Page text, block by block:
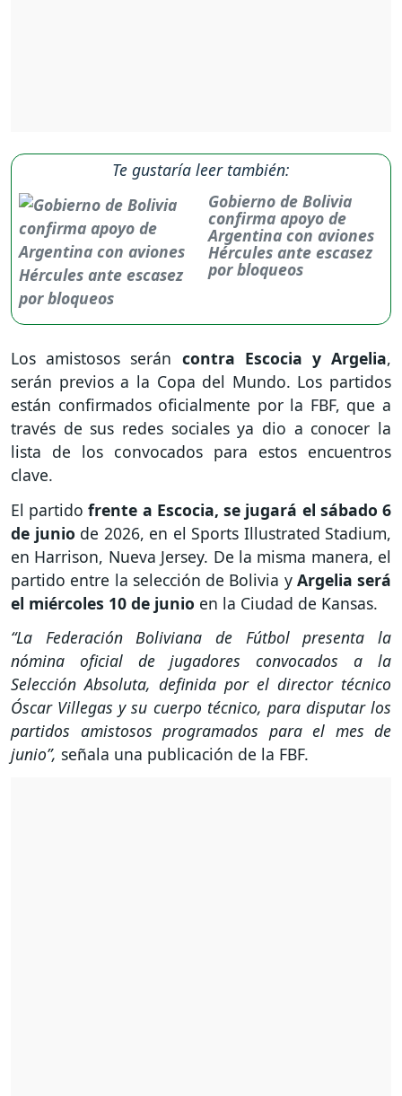
Te gustaría leer también:
Gobierno de Bolivia
confirma apoyo de
Argentina con aviones
Hércules ante escasez
por bloqueos
Los amistosos serán contra Escocia y Argelia,
serán previos a la Copa del Mundo. Los partidos
están confirmados oficialmente por la FBF, que a
través de sus redes sociales ya dio a conocer la
lista de los convocados para estos encuentros
clave.
El partidofrente a Escocia, se jugará el sábado 6
de junio de 2026, en el Sports Illustrated Stadium,
en Harrison, Nueva Jersey. De la misma manera, el
partido entre la selección de Bolivia y Argelia será
el miércoles 10 de junio en la Ciudad de Kansas.
“La Federación Boliviana de Fútbol presenta la
nómina oficial de jugadores convocados a la
Selección Absoluta, definida por el director técnico
Óscar Villegas y su cuerpo técnico, para disputar los
partidos amistosos programados para el mes de
junio”, señala una publicación de la FBF.